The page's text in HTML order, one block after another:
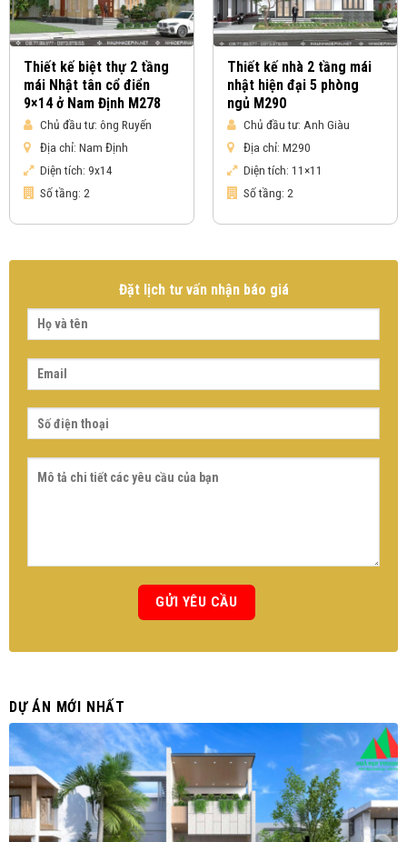
Thiết kế biệt thự 2 tầng
mái Nhật tân cổ điển
9×14 ở Nam Định M278
Chủ đầu tư: ông Ruyến
Địa chỉ: Nam Định
Diện tích: 9x14
Số tầng: 2
Thiết kế nhà 2 tầng mái
nhật hiện đại 5 phòng
ngủ M290
Chủ đầu tư: Anh Giàu
Địa chỉ: M290
Diện tích: 11×11
Số tầng: 2
Đặt lịch tư vấn nhận báo giá
DỰ ÁN MỚI NHẤT